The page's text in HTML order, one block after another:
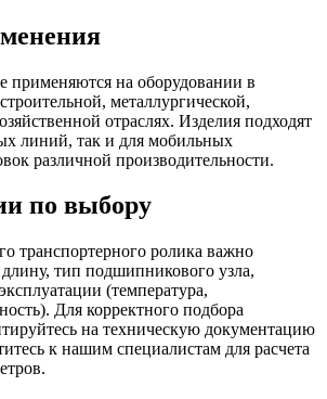
применяются на оборудовании в
металлургической,
отраслях. Изделия подходят
линий, так и для мобильных
различной производительности.
по выбору
транспортерного ролика важно
тип подшипникового узла,
(температура,
Для корректного подбора
на техническую документацию
к нашим специалистам для расчета